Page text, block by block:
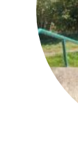
Zypern
Mein
Mosel
Rhein-